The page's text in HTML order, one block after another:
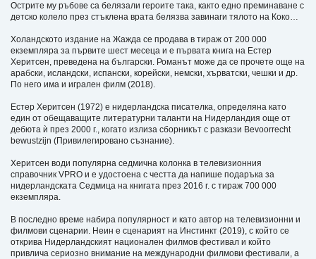
Острите му ръбове са белязали героите така, както едно преминаване с
детско колело през стъклена врата белязва завинаги тялото на Коко…
Холандското издание на Жажда се продава в тираж от 200 000
екземпляра за първите шест месеца и е първата книга на Естер
Херитсен, преведена на български. Романът може да се прочете още на
арабски, исландски, испански, корейски, немски, хърватски, чешки и др.
По него има и игрален филм (2018).
Eстер Херитсен (1972) е нидерландска писателка, определяна като
един от обещаващите литературни таланти на Нидерландия още от
дебюта ѝ през 2000 г., когато излиза сборникът с разкази Bevoorrecht
bewustzijn (Привилегировано съзнание).
Херитсен води популярна седмична колонка в телевизионния
справочник VPRO и е удостоена с честта да напише подаръка за
нидерландската Седмица на книгата през 2016 г. с тираж 700 000
екземпляра.
В последно време набира популярност и като автор на телевизионни и
филмови сценарии. Неин е сценарият на Инстинкт (2019), с който се
открива Нидерландският национален филмов фестивал и който
привлича сериозно внимание на международни филмови фестивали, а